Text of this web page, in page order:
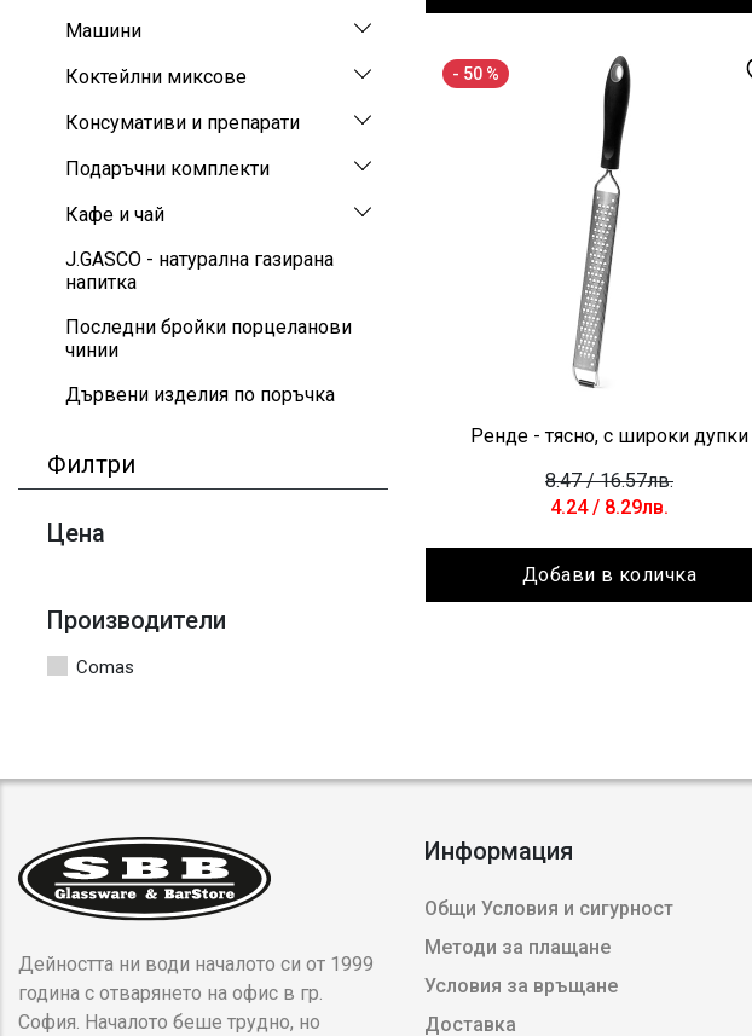
Машини
Коктейлни миксове
Консумативи и препарати
Подаръчни комплекти
Кафе и чай
J.GASCO - натурална газирана
напитка
Последни бройки порцеланови
чинии
Дървени изделия по поръчка
Филтри
Цена
Производители
Comas
- 50 %
Ренде - тясно, с широки дупки
8.47 / 16.57лв.
4.24 / 8.29лв.
Добави в количка
Дейността ни води началото си от 1999
година с отварянето на офис в гр.
София. Началото беше трудно, но
Информация
Общи Условия и сигурност
Методи за плащане
Условия за връщане
Доставка